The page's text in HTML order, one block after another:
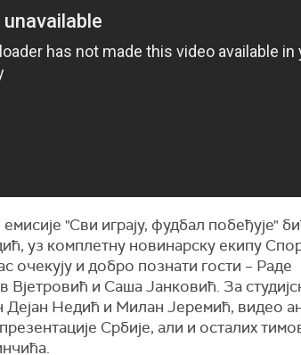
"Сви играју, фудбал побеђује"
уз комплетну новинарску екипу
очекују и добро познати гости – Раде
и Саша Јанковић. За
Дејан Недић и Милан Јеремић, видео
Србије, али и осталих